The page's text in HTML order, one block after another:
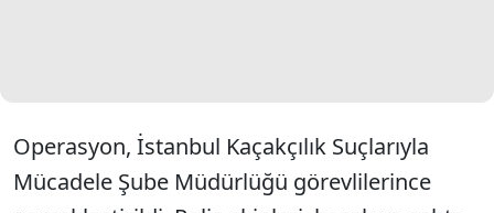
Operasyon, İstanbul Kaçakçılık Suçlarıyla
Mücadele Şube Müdürlüğü görevlilerince